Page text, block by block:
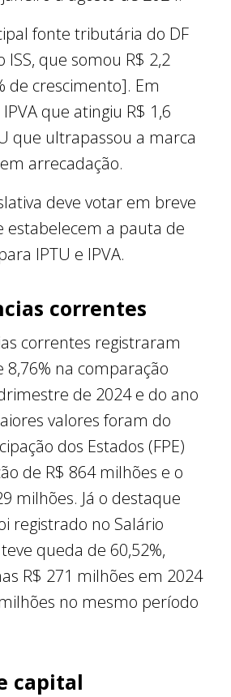
fonte tributária do DF
ISS, que somou R$ 2,2
de crescimento]. Em
que atingiu R$ 1,6
que ultrapassou a marca
arrecadação.
deve votar em breve
estabelecem a pauta de
IPTU e IPVA.
correntes
correntes registraram
8,76% na comparação
de 2024 e do ano
valores foram do
dos Estados (FPE)
de R$ 864 milhões e o
milhões. Já o destaque
registrado no Salário
queda de 60,52%,
R$ 271 milhões em 2024
no mesmo período
capital